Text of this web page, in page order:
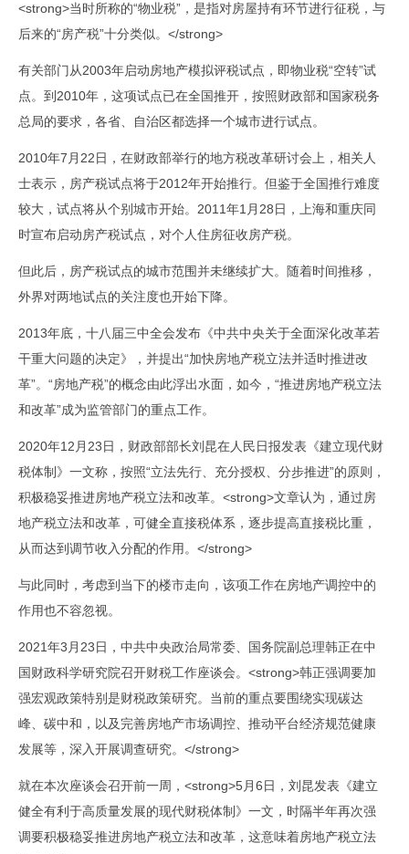
<strong>当时所称的“物业税”，是指对房屋持有环节进行征税，与
后来的“房产税”十分类似。</strong>
有关部门从2003年启动房地产模拟评税试点，即物业税“空转”试
点。到2010年，这项试点已在全国推开，按照财政部和国家税务
总局的要求，各省、自治区都选择一个城市进行试点。
2010年7月22日，在财政部举行的地方税改革研讨会上，相关人
士表示，房产税试点将于2012年开始推行。但鉴于全国推行难度
较大，试点将从个别城市开始。2011年1月28日，上海和重庆同
时宣布启动房产税试点，对个人住房征收房产税。
但此后，房产税试点的城市范围并未继续扩大。随着时间推移，
外界对两地试点的关注度也开始下降。
2013年底，十八届三中全会发布《中共中央关于全面深化改革若
干重大问题的决定》，并提出“加快房地产税立法并适时推进改
革”。“房地产税”的概念由此浮出水面，如今，“推进房地产税立法
和改革”成为监管部门的重点工作。
2020年12月23日，财政部部长刘昆在人民日报发表《建立现代财
税体制》一文称，按照“立法先行、充分授权、分步推进”的原则，
积极稳妥推进房地产税立法和改革。<strong>文章认为，通过房
地产税立法和改革，可健全直接税体系，逐步提高直接税比重，
从而达到调节收入分配的作用。</strong>
与此同时，考虑到当下的楼市走向，该项工作在房地产调控中的
作用也不容忽视。
2021年3月23日，中共中央政治局常委、国务院副总理韩正在中
国财政科学研究院召开财税工作座谈会。<strong>韩正强调要加
强宏观政策特别是财税政策研究。当前的重点要围绕实现碳达
峰、碳中和，以及完善房地产市场调控、推动平台经济规范健康
发展等，深入开展调查研究。</strong>
就在本次座谈会召开前一周，<strong>5月6日，刘昆发表《建立
健全有利于高质量发展的现代财税体制》一文，时隔半年再次强
调要积极稳妥推进房地产税立法和改革，这意味着房地产税立法